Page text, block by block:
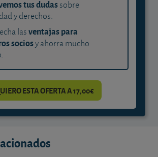
tus dudassobre
y derechos.
lasventajas para
sociosy ahorra mucho
ESTA OFERTA A 17,00€